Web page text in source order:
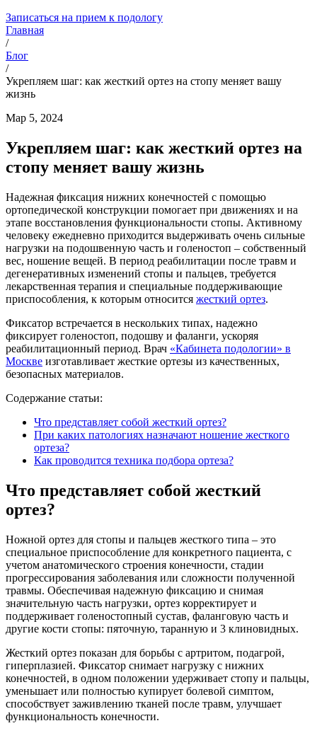
Записаться на прием к подологу
Главная
/
Блог
/
Укрепляем шаг: как жесткий ортез на стопу меняет вашу
жизнь
Мар 5, 2024
Укрепляем шаг: как жесткий ортез на
стопу меняет вашу жизнь
Надежная фиксация нижних конечностей с помощью
ортопедической конструкции помогает при движениях и на
этапе восстановления функциональности стопы. Активному
человеку ежедневно приходится выдерживать очень сильные
нагрузки на подошвенную часть и голеностоп – собственный
вес, ношение вещей. В период реабилитации после травм и
дегенеративных изменений стопы и пальцев, требуется
лекарственная терапия и специальные поддерживающие
приспособления, к которым относится жесткий ортез.
Фиксатор встречается в нескольких типах, надежно
фиксирует голеностоп, подошву и фаланги, ускоряя
реабилитационный период. Врач «Кабинета подологии» в
Москве изготавливает жесткие ортезы из качественных,
безопасных материалов.
Содержание статьи:
Что представляет собой жесткий ортез?
При каких патологиях назначают ношение жесткого
ортеза?
Как проводится техника подбора ортеза?
Что представляет собой жесткий
ортез?
Ножной ортез для стопы и пальцев жесткого типа – это
специальное приспособление для конкретного пациента, с
учетом анатомического строения конечности, стадии
прогрессирования заболевания или сложности полученной
травмы. Обеспечивая надежную фиксацию и снимая
значительную часть нагрузки, ортез корректирует и
поддерживает голеностопный сустав, фаланговую часть и
другие кости стопы: пяточную, таранную и 3 клиновидных.
Жесткий ортез показан для борьбы с артритом, подагрой,
гиперплазией. Фиксатор снимает нагрузку с нижних
конечностей, в одном положении удерживает стопу и пальцы,
уменьшает или полностью купирует болевой симптом,
способствует заживлению тканей после травм, улучшает
функциональность конечности.